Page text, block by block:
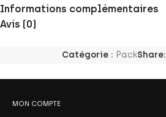
Informations complémentaires
Avis (0)
Catégorie : PackShare:
MON COMPTE